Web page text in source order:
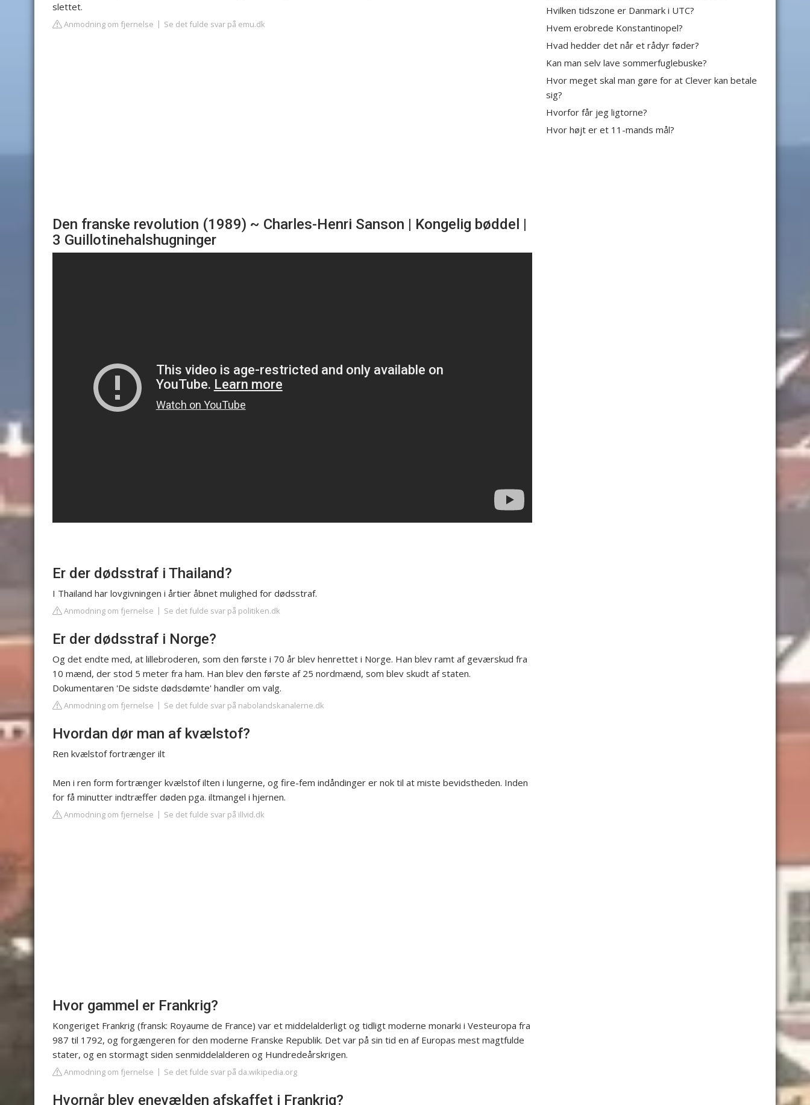
slettet.
Anmodning om fjernelse Se det fulde svar på emu.dk
Den franske revolution (1989) ~ Charles-Henri Sanson | Kongelig bøddel |
3 Guillotinehalshugninger
Er der dødsstraf i Thailand?
I Thailand har lovgivningen i årtier åbnet mulighed for dødsstraf.
Anmodning om fjernelse Se det fulde svar på politiken.dk
Er der dødsstraf i Norge?
Og det endte med, at lillebroderen, som den første i 70 år blev henrettet i Norge. Han blev ramt af geværskud fra
10 mænd, der stod 5 meter fra ham. Han blev den første af 25 nordmænd, som blev skudt af staten.
Dokumentaren 'De sidste dødsdømte' handler om valg.
Anmodning om fjernelse Se det fulde svar på nabolandskanalerne.dk
Hvordan dør man af kvælstof?
Ren kvælstof fortrænger ilt
Men i ren form fortrænger kvælstof ilten i lungerne, og fire-fem indåndinger er nok til at miste bevidstheden. Inden
for få minutter indtræffer døden pga. iltmangel i hjernen.
Anmodning om fjernelse Se det fulde svar på illvid.dk
Hvor gammel er Frankrig?
Kongeriget Frankrig (fransk: Royaume de France) var et middelalderligt og tidligt moderne monarki i Vesteuropa fra
987 til 1792, og forgængeren for den moderne Franske Republik. Det var på sin tid en af Europas mest magtfulde
stater, og en stormagt siden senmiddelalderen og Hundredeårskrigen.
Anmodning om fjernelse Se det fulde svar på da.wikipedia.org
Hvornår blev enevælden afskaffet i Frankrig?
Hvilken tidszone er Danmark i UTC?
Hvem erobrede Konstantinopel?
Hvad hedder det når et rådyr føder?
Kan man selv lave sommerfuglebuske?
Hvor meget skal man gøre for at Clever kan betale
sig?
Hvorfor får jeg ligtorne?
Hvor højt er et 11-mands mål?